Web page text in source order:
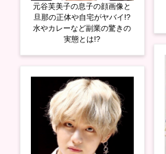
元谷芙美子の息子の顔画像と
旦那の正体や自宅がヤバイ!?
水やカレーなど副業の驚きの
実態とは!?